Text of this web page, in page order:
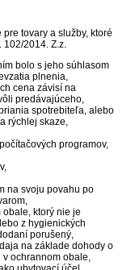
tovary a služby, ktoré
102/2014. Z.z.
bolo s jeho súhlasom
plnenia,
cena závisí na
predávajúceho,
spotrebiteľa, alebo
rýchlej skaze,
programov,
na svoju povahu po
ktorý nie je
z hygienických
porušený,
na základe dohody o
ochrannom obale,